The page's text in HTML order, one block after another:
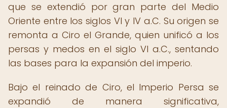
que se extendió por gran parte del Medio
Oriente entre los siglos VI y IV a.C. Su origen se
remonta a Ciro el Grande, quien unificó a los
persas y medos en el siglo VI a.C., sentando
las bases para la expansión del imperio.
Bajo el reinado de Ciro, el Imperio Persa se
expandió de manera significativa,